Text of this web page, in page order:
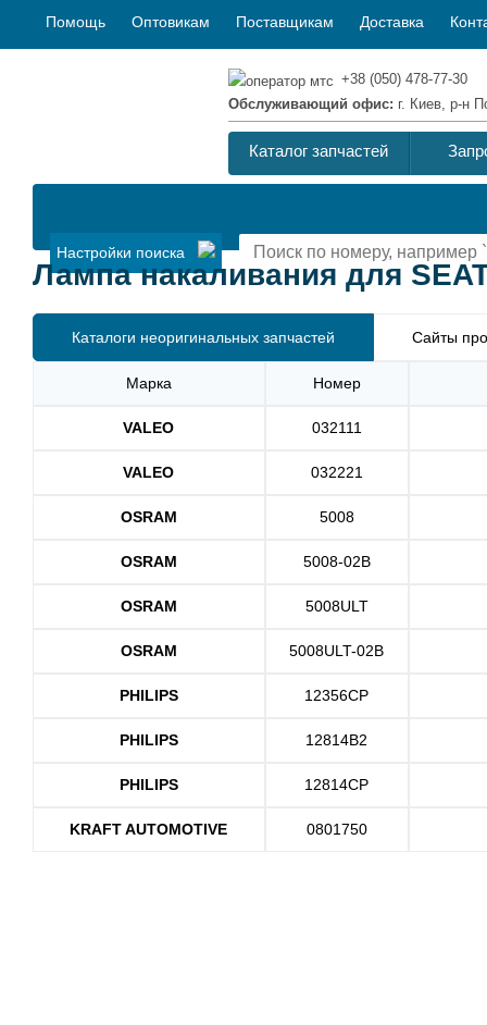
Помощь Оптовикам Поставщикам Доставка
+38 (050) 478-77-30
Обслуживающий офис: г. Киев, р-н
Каталог запчастей
Настройки поиска
Лампа накаливания для
Каталоги неоригинальных запчастей Сайты
Марка Номер
VALEO 032111
VALEO 032221
OSRAM 5008
OSRAM 5008-02B
OSRAM 5008ULT
OSRAM 5008ULT-02B
PHILIPS 12356CP
PHILIPS 12814B2
PHILIPS 12814CP
KRAFT AUTOMOTIVE 0801750